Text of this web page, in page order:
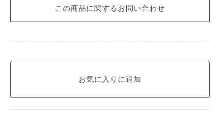
この商品に関するお問い合わせ